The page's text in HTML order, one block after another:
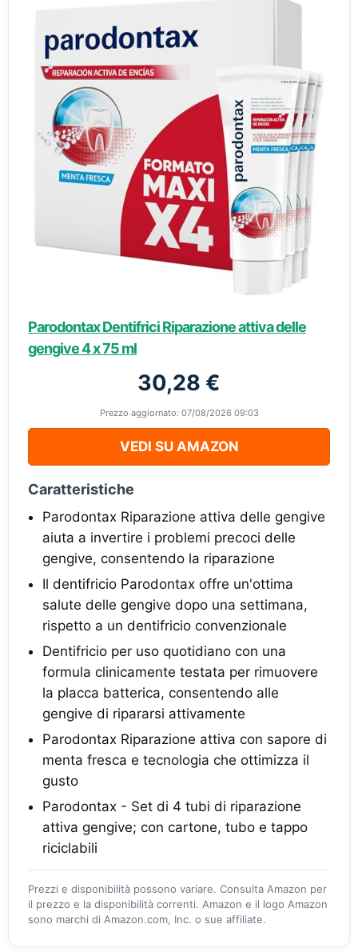
Parodontax Dentifrici Riparazione attiva delle
gengive 4 x 75 ml
30,28 €
Prezzo aggiornato: 07/08/2026 09:03
VEDI SU AMAZON
Caratteristiche
Parodontax Riparazione attiva delle gengive
aiuta a invertire i problemi precoci delle
gengive, consentendo la riparazione
Il dentifricio Parodontax offre un'ottima
salute delle gengive dopo una settimana,
rispetto a un dentifricio convenzionale
Dentifricio per uso quotidiano con una
formula clinicamente testata per rimuovere
la placca batterica, consentendo alle
gengive di ripararsi attivamente
Parodontax Riparazione attiva con sapore di
menta fresca e tecnologia che ottimizza il
gusto
Parodontax - Set di 4 tubi di riparazione
attiva gengive; con cartone, tubo e tappo
riciclabili
Prezzi e disponibilità possono variare. Consulta Amazon per
il prezzo e la disponibilità correnti. Amazon e il logo Amazon
sono marchi di Amazon.com, Inc. o sue affiliate.